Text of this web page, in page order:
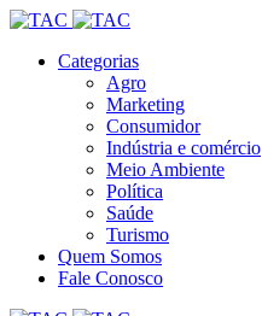
Categorias
Agro
Marketing
Consumidor
Indústria e comércio
Meio Ambiente
Política
Saúde
Turismo
Quem Somos
Fale Conosco